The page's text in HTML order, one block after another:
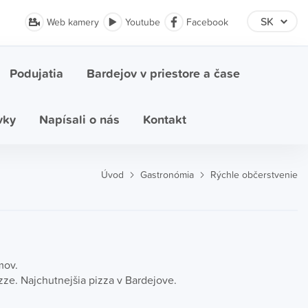
Web kamery Youtube Facebook
Podujatia Bardejov v priestore a čase
Napísali o nás Kontakt
Úvod Gastronómia Rýchle občerstvenie
Najchutnejšia pizza v Bardejove.